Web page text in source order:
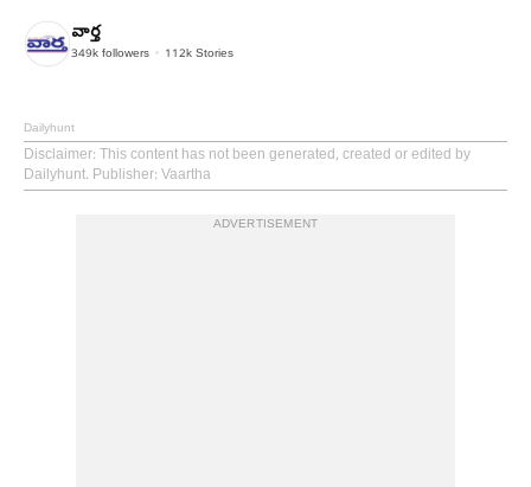
వార్త
349k followers 112k Stories
Dailyhunt
Disclaimer: This content has not been generated, created or edited by
Dailyhunt. Publisher: Vaartha
ADVERTISEMENT